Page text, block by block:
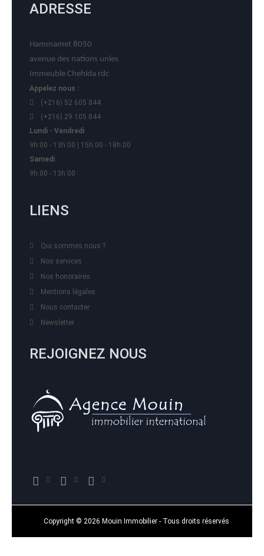
ADRESSE
Hammamet 8050
avenue des nations unies
Immeuble Chehida rdc
Appelez nous :
(+216) 52 605 844
(+216) 29 105 844
Lundi - Vendredi
9h:00 - 13h:00 | 15h:00 - 18h:00
Samedi
9h:00 - 13h:00
LIENS
Qui sommes nous ?
Nos services
Nos honoraires
Mentions légales
Nous contacter
Newsletter
REJOIGNEZ NOUS
Copyright © 2026 Mouin Immobilier - Tous droits réservés